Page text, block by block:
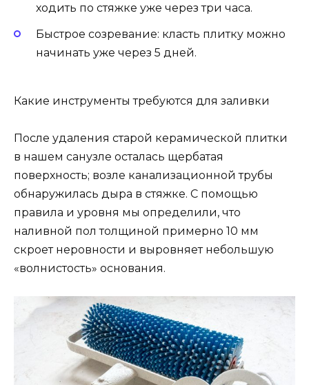
ходить по стяжке уже через три часа.
Быстрое созревание: класть плитку можно
начинать уже через 5 дней.
Какие инструменты требуются для заливки
После удаления старой керамической плитки
в нашем санузле осталась щербатая
поверхность; возле канализационной трубы
обнаружилась дыра в стяжке. С помощью
правила и уровня мы определили, что
наливной пол толщиной примерно 10 мм
скроет неровности и выровняет небольшую
«волнистость» основания.